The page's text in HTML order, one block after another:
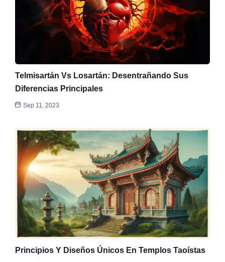
Telmisartán Vs Losartán: Desentrañando Sus
Diferencias Principales
Sep 11, 2023
Principios Y Diseños Únicos En Templos Taoístas